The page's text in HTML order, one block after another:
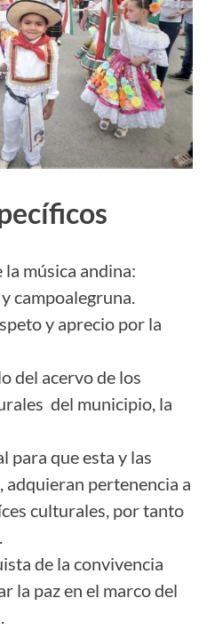
la música andina:
campoalegruna.
y aprecio por la
del acervo de los
del municipio, la
para que esta y las
pertenencia a
culturales, por tanto
de la convivencia
la paz en el marco del